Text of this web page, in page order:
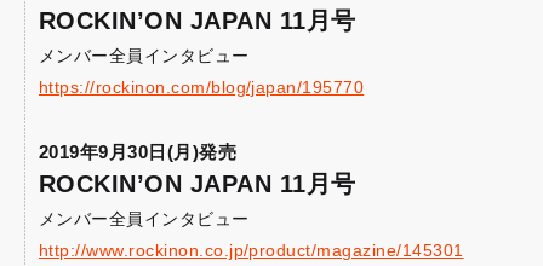
ROCKIN’ON JAPAN 11月号
メンバー全員インタビュー
https://rockinon.com/blog/japan/195770
2019年9月30日(月)発売
ROCKIN’ON JAPAN 11月号
メンバー全員インタビュー
http://www.rockinon.co.jp/product/magazine/145301